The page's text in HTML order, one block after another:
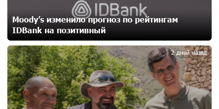
Против кого вооружается Азербайджан? Аршак
Карапетян
15 дней назад
При поддержке Ucom в спортивной школе Вайка
установлена солнечная электростанция мощностью
15 кВт
15 дней назад
Moody’s изменило прогноз по рейтингам
IDBank на позитивный
2 дней назад
2